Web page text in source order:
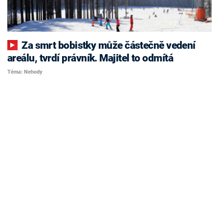
Za smrt bobistky může částečně vedení
areálu, tvrdí právník. Majitel to odmítá
Téma: Nehody